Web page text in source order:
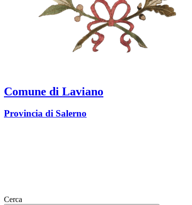
Comune di Laviano
Provincia di Salerno
Cerca